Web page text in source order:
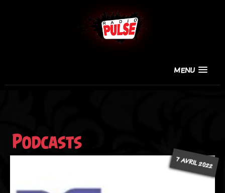
MENU
Podcasts
7 AVRIL 2022